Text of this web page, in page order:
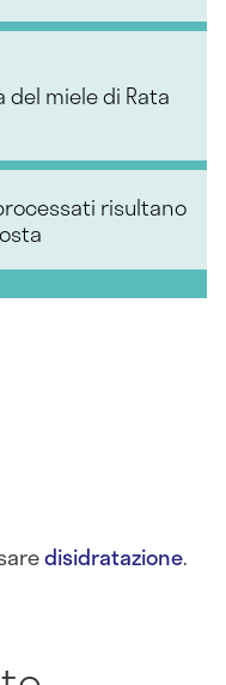
del miele di Rata
risultano
disidratazione.